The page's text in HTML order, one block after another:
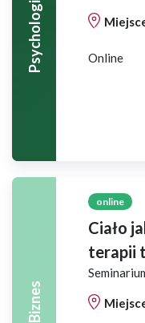
Psychologia Online
Biznes
online
Ciało
terapii